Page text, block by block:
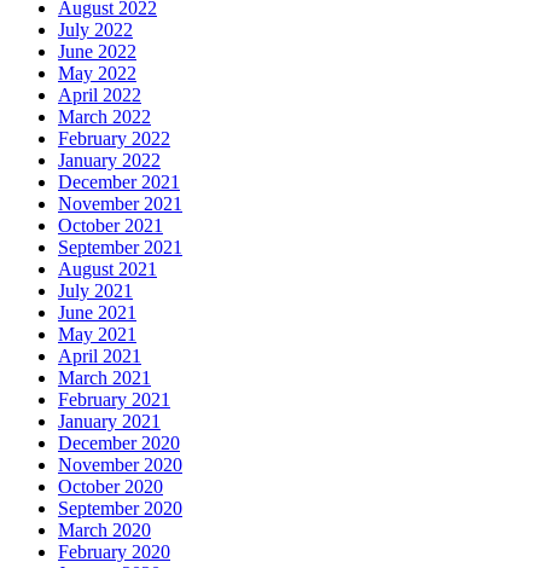
August 2022
July 2022
June 2022
May 2022
April 2022
March 2022
February 2022
January 2022
December 2021
November 2021
October 2021
September 2021
August 2021
July 2021
June 2021
May 2021
April 2021
March 2021
February 2021
January 2021
December 2020
November 2020
October 2020
September 2020
March 2020
February 2020